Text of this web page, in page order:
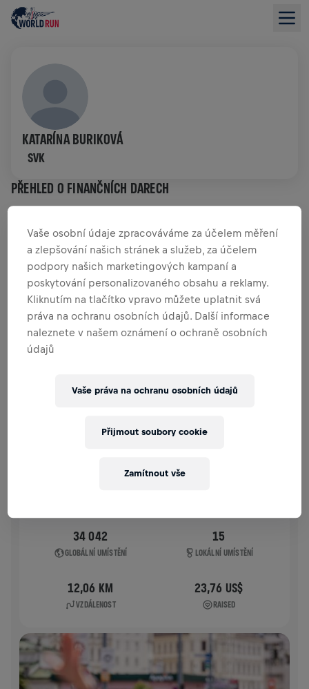
KATARÍNA BURIKOVÁ
SVK
PŘEHLED O FINANČNÍCH DARECH
0,00 US$ VYBRÁNO Z 0,00 US$ CÍL
PŘEHLED PŘÍSPĚVKŮ PŘISPĚT
Přispěj ke změně! 100% z tvého příspěvku jde přímo
na výzkum poranění míchy.
HISTORIE
MARTIN
34 042
GLOBÁLNÍ UMÍSTĚNÍ
15
LOKÁLNÍ UMÍSTĚNÍ
12,06 KM
VZDÁLENOST
23,76 US$
RAISED
Vaše osobní údaje zpracováváme za účelem měření
a zlepšování našich stránek a služeb, za účelem
podpory našich marketingových kampaní a
poskytování personalizovaného obsahu a reklamy.
Kliknutím na tlačítko vpravo můžete uplatnit svá
práva na ochranu osobních údajů. Další informace
naleznete v našem oznámení o ochraně osobních
údajů
Vaše práva na ochranu osobních údajů
Zamítnout vše
Přijmout soubory cookie